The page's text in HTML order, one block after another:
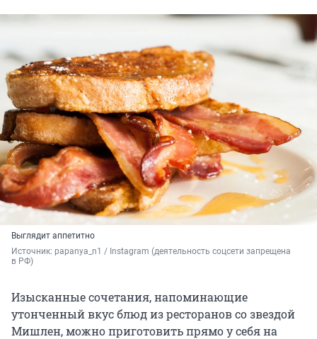
Выглядит аппетитно
Источник: papanya_n1 / Instagram (деятельность соцсети запрещена
в РФ)
Изысканные сочетания, напоминающие
утонченный вкус блюд из ресторанов со звездой
Мишлен, можно приготовить прямо у себя на